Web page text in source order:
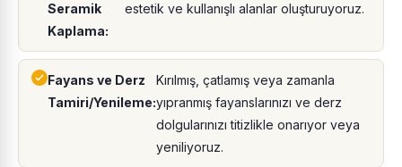
Seramik
Kaplama:
estetik ve kullanışlı alanlar oluşturuyoruz.
Fayans ve Derz
Tamiri/Yenileme:
Kırılmış, çatlamış veya zamanla
yıpranmış fayanslarınızı ve derz
dolgularınızı titizlikle onarıyor veya
yeniliyoruz.